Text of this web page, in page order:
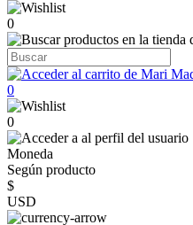
0
0
0
Moneda
Según producto
$
USD